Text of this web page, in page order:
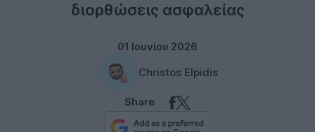
διορθώσεις ασφαλείας
01 Ιουνίου 2026
Christos Elpidis
Share